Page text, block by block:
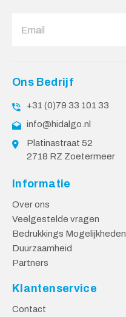
Ons Bedrijf
+31 (0)79 33 101 33
info@hidalgo.nl
Platinastraat 52
2718 RZ Zoetermeer
Informatie
Over ons
Veelgestelde vragen
Bedrukkings Mogelijkheden
Duurzaamheid
Partners
Klantenservice
Contact